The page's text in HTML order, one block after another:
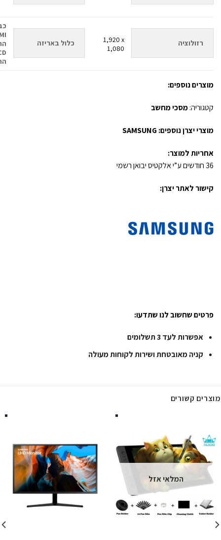
רזולוציה
1,920 x
1,080‎
כלול באריזה
מוצרים נוספים:
קטגוריה:מסכי מחשב
מוצרי יצרן נוספים: SAMSUNG
אחריות למוצר:
36 חודשים ע”י אלקטיס יבואן רשמי
קישור לאתר יצרן:
פרטים שחשוב לנו שתדעו:
אפשרות לעד 3 תשלומים
קניה מאובטחת ושירות לקוחות מעולה
מוצרים קשורים
המלאי אזל